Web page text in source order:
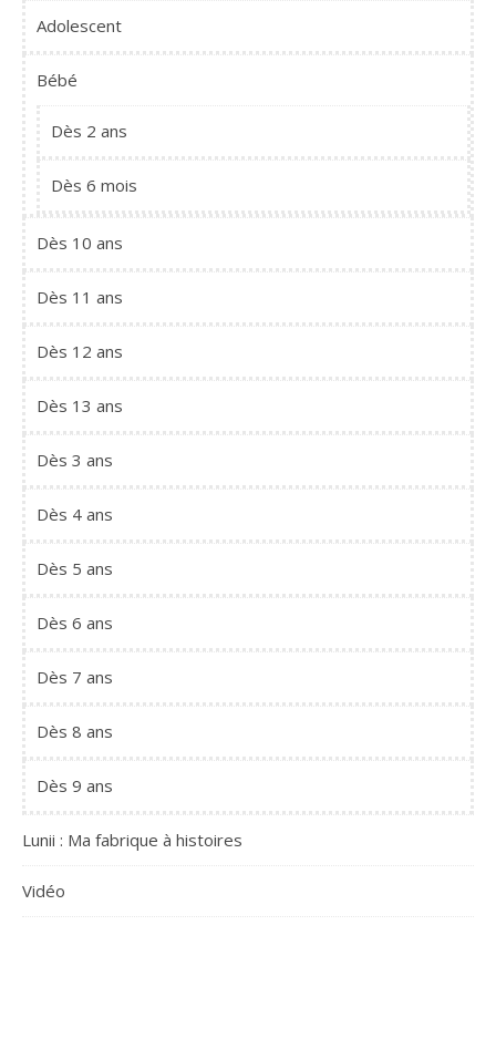
Adolescent
Bébé
Dès 2 ans
Dès 6 mois
Dès 10 ans
Dès 11 ans
Dès 12 ans
Dès 13 ans
Dès 3 ans
Dès 4 ans
Dès 5 ans
Dès 6 ans
Dès 7 ans
Dès 8 ans
Dès 9 ans
Lunii : Ma fabrique à histoires
Vidéo